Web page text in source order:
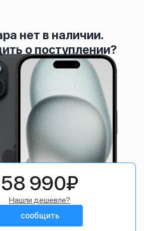
нет в наличии.
о поступлении?
58 990₽
Нашли дешевле?
сообщить